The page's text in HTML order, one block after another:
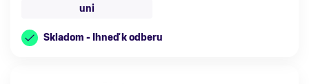
uni
Skladom - Ihneď k odberu